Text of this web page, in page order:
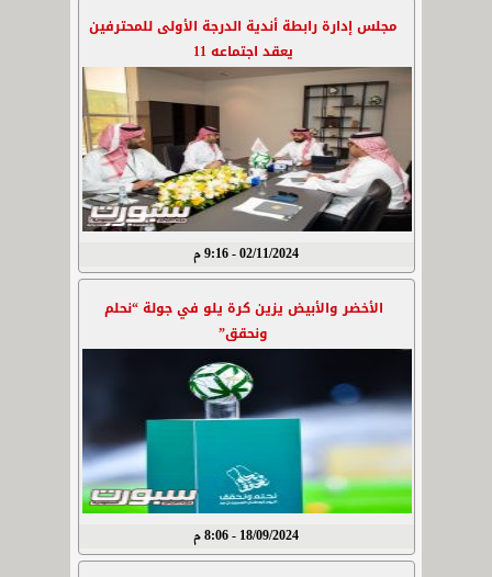
مجلس إدارة رابطة أندية الدرجة الأولى للمحترفين
يعقد اجتماعه 11
02/11/2024 - 9:16 م
الأخضر والأبيض يزين كرة يلو في جولة “نحلم
ونحقق”
18/09/2024 - 8:06 م